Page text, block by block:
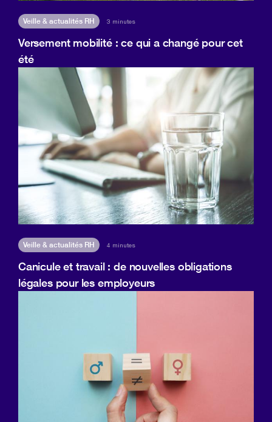
Veille & actualités RH 3 minutes
Versement mobilité : ce qui a changé pour cet
été
Veille & actualités RH 4 minutes
Canicule et travail : de nouvelles obligations
légales pour les employeurs